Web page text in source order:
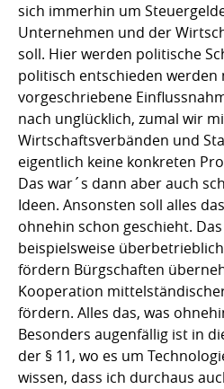
sich immerhin um
Unternehmen und der
soll. Hier werden politische
politisch entschieden werden
vorgeschriebene
nach unglücklich, zumal wir
Wirtschaftsverbänden und
eigentlich keine konkreten
Das war´s dann aber auch
Ideen. Ansonsten soll alles
ohnehin schon geschieht.
beispielsweise
fördern Bürgschaften
Kooperation
fördern. Alles das, was
Besonders augenfällig ist in
der § 11, wo es um
wissen, dass ich durchaus